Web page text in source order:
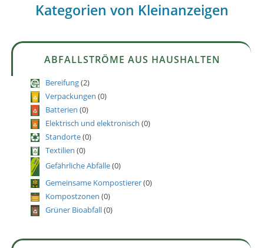
Kategorien von Kleinanzeigen
ABFALLSTRÖME AUS HAUSHALTEN
Bereifung(2)
Verpackungen (0)
Batterien (0)
Elektrisch und elektronisch (0)
Standorte(0)
Textilien (0)
Gefährliche Abfälle(0)
Gemeinsame Kompostierer(0)
Kompostzonen (0)
Grüner Bioabfall(0)